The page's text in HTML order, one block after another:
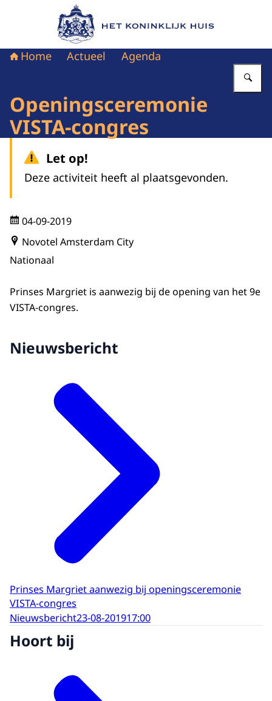
Naar de homepage van Het Koninklijk Huis
Home Actueel Agenda
Openingsceremonie
VISTA-congres
Let op!
Deze activiteit heeft al plaatsgevonden.
04-09-2019
Novotel Amsterdam City
Nationaal
Prinses Margriet is aanwezig bij de opening van het 9e
VISTA-congres.
Nieuwsbericht
Prinses Margriet aanwezig bij openingsceremonie
VISTA-congres
Nieuwsbericht23-08-201917:00
Hoort bij